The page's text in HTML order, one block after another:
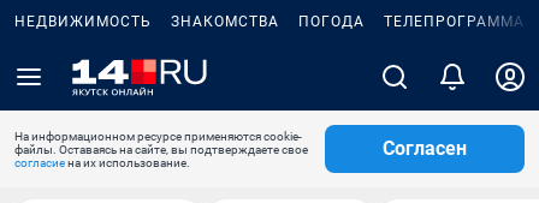
НЕДВИЖИМОСТЬ ЗНАКОМСТВА ПОГОДА ТЕЛЕПРОГРАММА
На информационном ресурсе применяются cookie-
файлы. Оставаясь на сайте, вы подтверждаете свое
согласиена их использование.
Согласен